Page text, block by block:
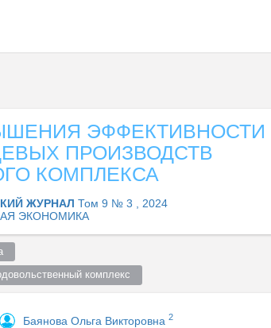
ЭФФЕКТИВНОСТИ
ПРОИЗВОДСТВ
КОМПЛЕКСА
ЖУРНАЛ Том 9 № 3 , 2024
ЭКОНОМИКА
комплекс
Баянова Ольга Викторовна 2